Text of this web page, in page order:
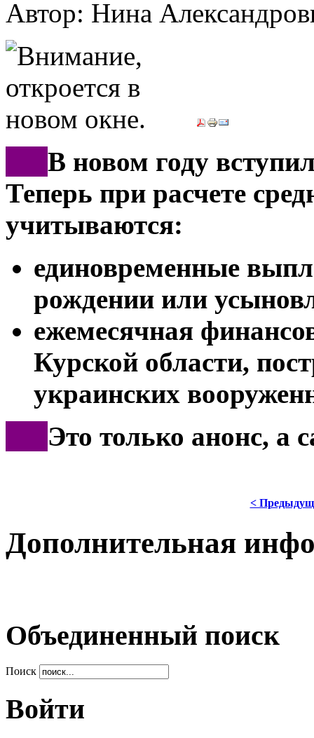
Автор: Нина
В новом году
Теперь при расчете
учитываются:
единовременные
рождении или
ежемесячная
Курской области,
украинских
Это только анонс, а
<
Дополнительная
Объединенный поиск
Поиск
Войти